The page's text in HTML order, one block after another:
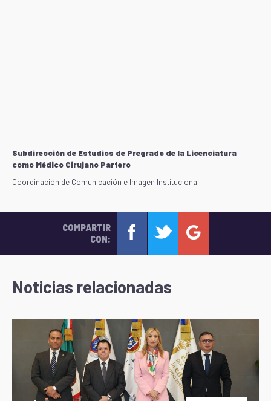
Subdirección de Estudios de Pregrado de la Licenciatura
como Médico Cirujano Partero
Coordinación de Comunicación e Imagen Institucional
COMPARTIR
CON:
Noticias relacionadas